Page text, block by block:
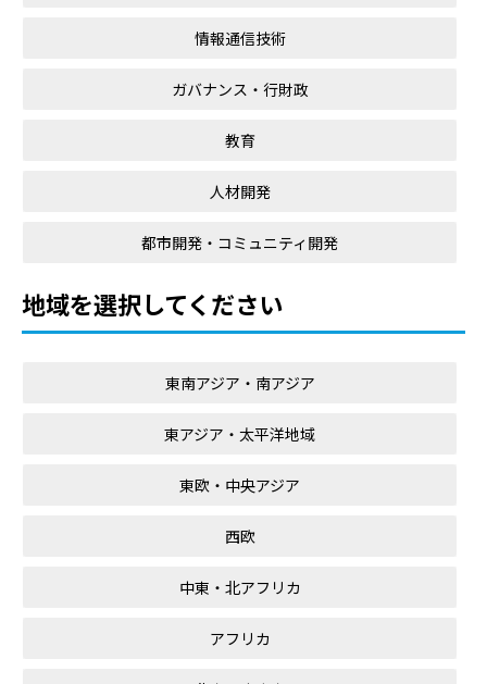
情報通信技術
ガバナンス・行財政
教育
人材開発
都市開発・コミュニティ開発
地域を選択してください
東南アジア・南アジア
東アジア・太平洋地域
東欧・中央アジア
西欧
中東・北アフリカ
アフリカ